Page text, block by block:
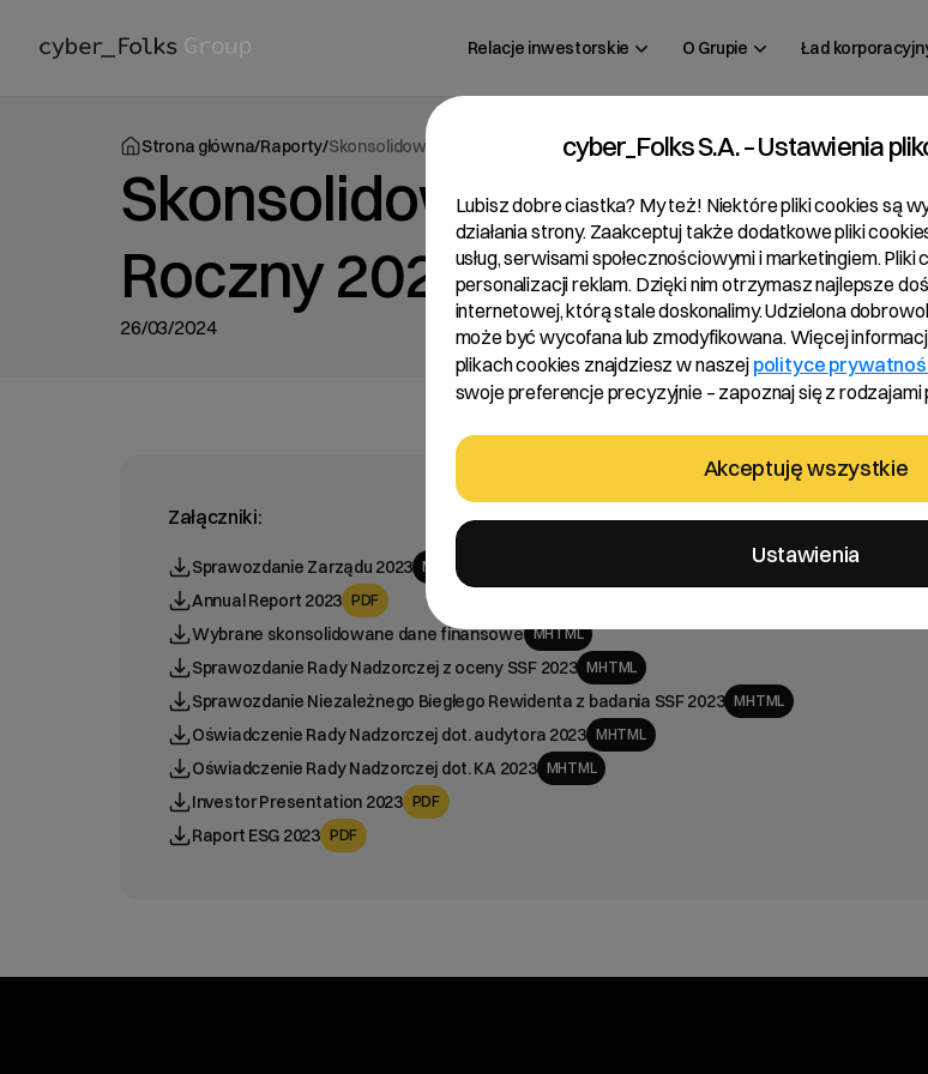
Relacje inwestorskie O Grupie Ład
Strona główna/Raporty/Skonsolidowany Raport Roczny za 2023 r.
Skonsolidowany Raport
Roczny 2023
26/03/2024
Załączniki:
Sprawozdanie Zarządu 2023 MHTML
Annual Report 2023 PDF
Wybrane skonsolidowane dane finansowe MHTML
Sprawozdanie Rady Nadzorczej z oceny SSF 2023 MHTML
Sprawozdanie Niezależnego Biegłego Rewidenta z badania SSF 2023 MHTML
Oświadczenie Rady Nadzorczej dot. audytora 2023 MHTML
Oświadczenie Rady Nadzorczej dot. KA 2023 MHTML
Investor Presentation 2023 PDF
Raport ESG 2023 PDF
cyber_Folks S.A. – Ustawienia
Lubisz dobre ciastka? My też! Niektóre pliki cookies są
działania strony. Zaakceptuj także dodatkowe pliki
usług, serwisami społecznościowymi i marketingiem. Pliki
personalizacji reklam. Dzięki nim otrzymasz najlepsze
internetowej, którą stale doskonalimy. Udzielona
może być wycofana lub zmodyfikowana. Więcej
plikach cookies znajdziesz w naszej polityce
swoje preferencje precyzyjnie – zapoznaj się z rodzajami
Akceptuję wszystkie
Ustawienia